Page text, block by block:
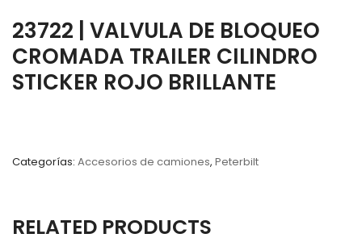
23722 | VALVULA DE BLOQUEO
CROMADA TRAILER CILINDRO
STICKER ROJO BRILLANTE
Categorías: Accesorios de camiones, Peterbilt
RELATED PRODUCTS